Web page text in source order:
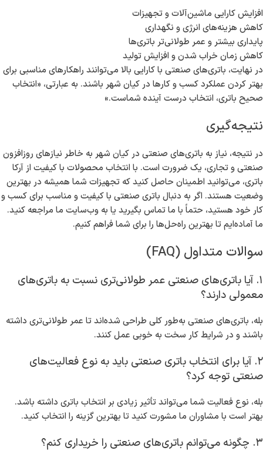
افزایش کارایی ماشین‌آلات و تجهیزات
کاهش هزینه‌های انرژی و نگهداری
پایداری بیشتر و عمر طولانی‌تر باتری‌ها
کاهش زمان خراب شدن و افزایش تولید
در نهایت، باتری‌های صنعتی با کارایی بالا می‌توانند راهکارهای مناسبی برای
بهتر کردن عملکرد کسب و کارها در کیان شهر باشند. به عبارتی، «انتخاب
صحیح باتری، انتخاب درست آینده شماست.»
نتیجه‌گیری
در نتیجه، نیاز به باتری‌های صنعتی در کیان شهر به خاطر نیازهای روزافزون
صنعتی و تجاری، یک ضرورت است. با انتخاب محصولات با کیفیت از آرکا
باتری، می‌توانید اطمینان حاصل کنید که تجهیزات شما همیشه در بهترین
وضعیت هستند. اگر به دنبال باتری صنعتی با کیفیت و مناسب برای کسب و
کار خود هستید، حتماً با ما تماس بگیرید یا به وب‌سایت ما مراجعه کنید.
ما آماده‌ایم تا بهترین راه‌حل‌ها را برای شما فراهم کنیم.
سوالات متداول (FAQ)
۱. آیا باتری‌های صنعتی عمر طولانی‌تری نسبت به باتری‌های
معمولی دارند؟
بله، باتری‌های صنعتی به‌طور کلی طراحی شده‌اند تا عمر طولانی‌تری داشته
باشند و در شرایط کار سخت به خوبی عمل کنند.
۲. آیا برای انتخاب باتری صنعتی باید به نوع فعالیت‌های
صنعتی توجه کرد؟
بله، نوع فعالیت شما می‌تواند تأثیر زیادی بر انتخاب باتری داشته باشد.
بهتر است با مشاوران ما مشورت کنید تا بهترین گزینه را انتخاب کنید.
۳. چگونه می‌توانم باتری‌های صنعتی را خریداری کنم؟